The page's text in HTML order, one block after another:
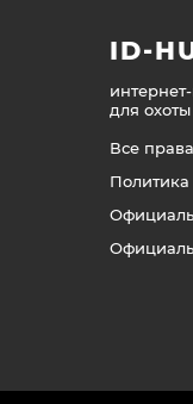
ID-
для
Все